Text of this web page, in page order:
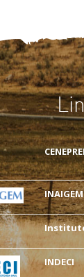
INAIGEM
INDECI